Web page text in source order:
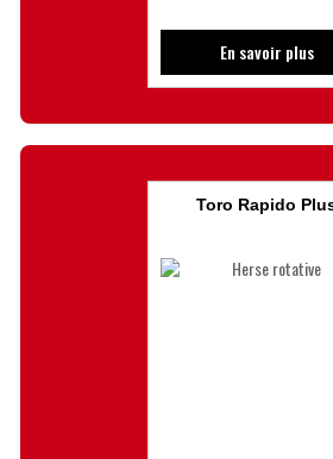
En savoir plus
Toro Rapido